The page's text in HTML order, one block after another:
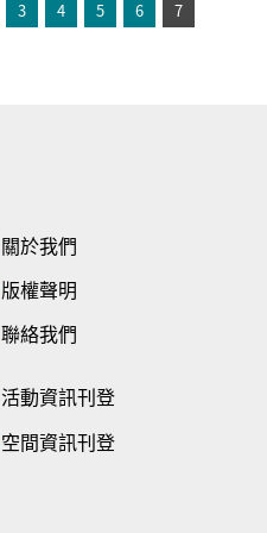
3 4 5 6 7
關於我們
版權聲明
聯絡我們
活動資訊刊登
空間資訊刊登